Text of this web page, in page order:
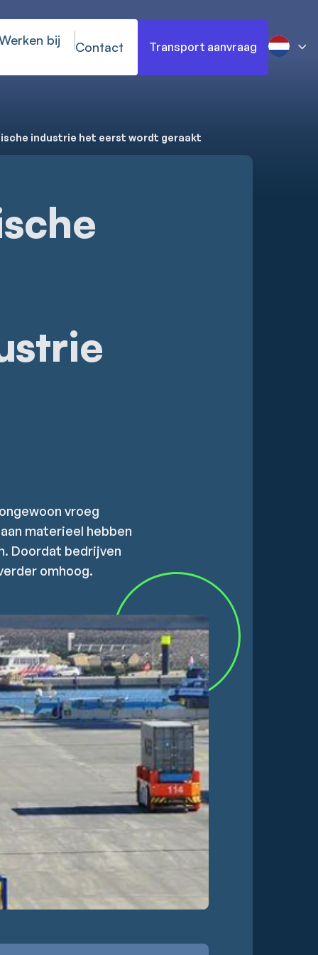
bij Contact Transport aanvraag
industrie het eerst wordt geraakt
vroeg
materieel hebben
Doordat bedrijven
omhoog.